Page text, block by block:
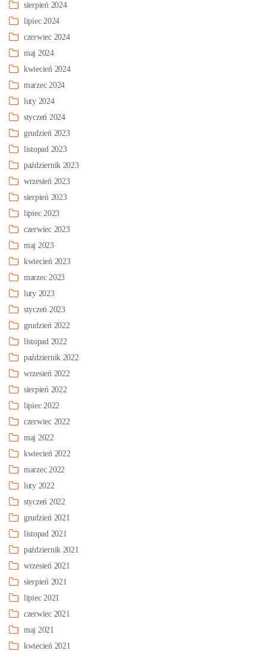
sierpień 2024
lipiec 2024
czerwiec 2024
maj 2024
kwiecień 2024
marzec 2024
luty 2024
styczeń 2024
grudzień 2023
listopad 2023
październik 2023
wrzesień 2023
sierpień 2023
lipiec 2023
czerwiec 2023
maj 2023
kwiecień 2023
marzec 2023
luty 2023
styczeń 2023
grudzień 2022
listopad 2022
październik 2022
wrzesień 2022
sierpień 2022
lipiec 2022
czerwiec 2022
maj 2022
kwiecień 2022
marzec 2022
luty 2022
styczeń 2022
grudzień 2021
listopad 2021
październik 2021
wrzesień 2021
sierpień 2021
lipiec 2021
czerwiec 2021
maj 2021
kwiecień 2021